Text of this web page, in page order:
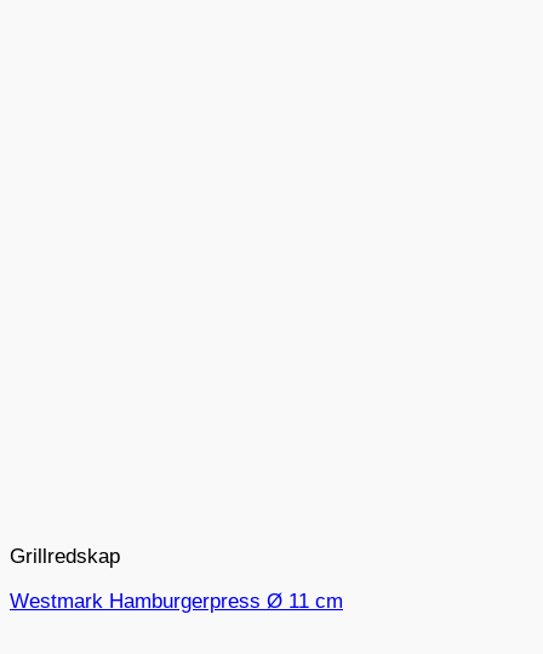
Grillredskap
Westmark Hamburgerpress Ø 11 cm